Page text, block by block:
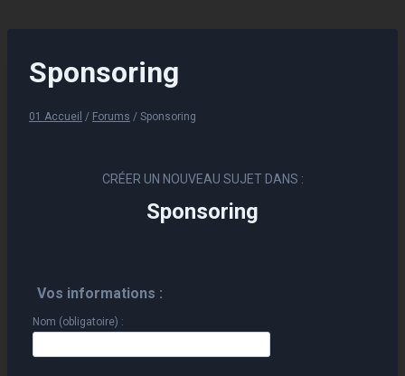
Sponsoring
01 Accueil / Forums / Sponsoring
CRÉER UN NOUVEAU SUJET DANS :
Sponsoring
Vos informations :
Nom (obligatoire) :